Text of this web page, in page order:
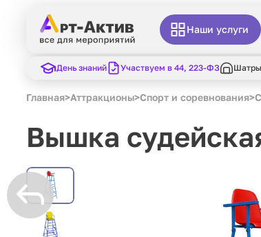
Наши услуги
День знаний Участвуем в 44, 223-ФЗ Шатры
Главная>Аттракционы>Спорт и соревнования>
Вышка